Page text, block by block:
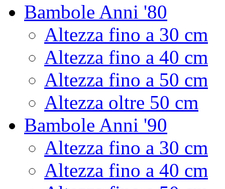
Bambole Anni '80
Altezza fino a 30 cm
Altezza fino a 40 cm
Altezza fino a 50 cm
Altezza oltre 50 cm
Bambole Anni '90
Altezza fino a 30 cm
Altezza fino a 40 cm